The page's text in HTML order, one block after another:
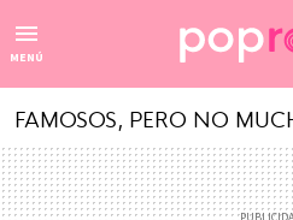
MENÚ
FAMOSOS, PERO NO